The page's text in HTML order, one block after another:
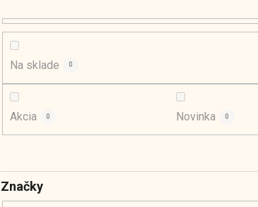
Na sklade 0
Akcia 0 Novinka 0
Značky